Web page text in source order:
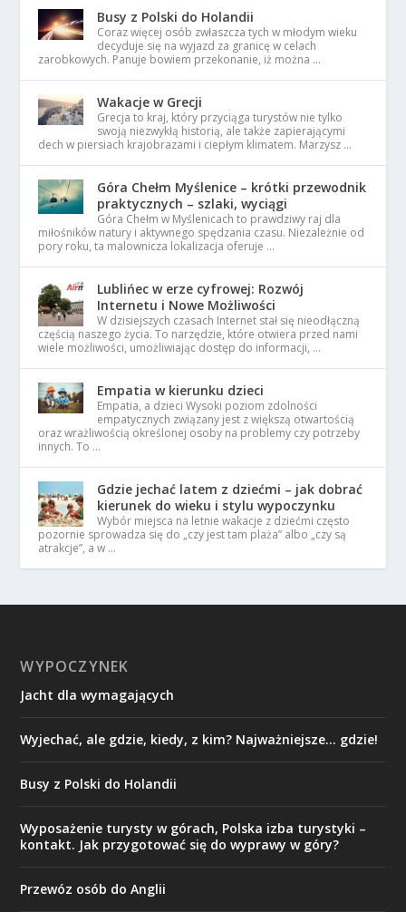
Busy z Polski do Holandii
Coraz więcej osób zwłaszcza tych w młodym wieku
decyduje się na wyjazd za granicę w celach
zarobkowych. Panuje bowiem przekonanie, iż można …
Wakacje w Grecji
Grecja to kraj, który przyciąga turystów nie tylko
swoją niezwykłą historią, ale także zapierającymi
dech w piersiach krajobrazami i ciepłym klimatem. Marzysz …
Góra Chełm Myślenice – krótki przewodnik
praktycznych – szlaki, wyciągi
Góra Chełm w Myślenicach to prawdziwy raj dla
miłośników natury i aktywnego spędzania czasu. Niezależnie od
pory roku, ta malownicza lokalizacja oferuje …
Lublińec w erze cyfrowej: Rozwój
Internetu i Nowe Możliwości
W dzisiejszych czasach Internet stał się nieodłączną
częścią naszego życia. To narzędzie, które otwiera przed nami
wiele możliwości, umożliwiając dostęp do informacji, …
Empatia w kierunku dzieci
Empatia, a dzieci Wysoki poziom zdolności
empatycznych związany jest z większą otwartością
oraz wrażliwością określonej osoby na problemy czy potrzeby
innych. To …
Gdzie jechać latem z dziećmi – jak dobrać
kierunek do wieku i stylu wypoczynku
Wybór miejsca na letnie wakacje z dziećmi często
pozornie sprowadza się do „czy jest tam plaża” albo „czy są
atrakcje”, a w …
WYPOCZYNEK
Jacht dla wymagających
Wyjechać, ale gdzie, kiedy, z kim? Najważniejsze… gdzie!
Busy z Polski do Holandii
Wyposażenie turysty w górach, Polska izba turystyki –
kontakt. Jak przygotować się do wyprawy w góry?
Przewóz osób do Anglii